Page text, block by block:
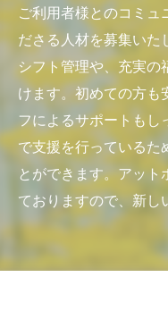
ご利用者様とのコミュ
ださる人材を募集いた
シフト管理や、充実
けます。初めての方も
フによるサポートもし
で支援を行っているた
とができます。アッ
ておりますので、新し